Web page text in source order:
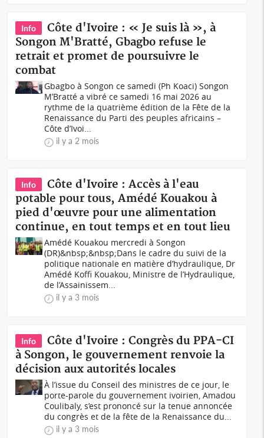
Info
Côte d'Ivoire : « Je suis là », à
Songon M'Bratté, Gbagbo refuse le
retrait et promet de poursuivre le
combat
Gbagbo à Songon ce samedi (Ph Koaci) Songon
M’Bratté a vibré ce samedi 16 mai 2026 au
rythme de la quatrième édition de la Fête de la
Renaissance du Parti des peuples africains –
Côte d’Ivoi...
il y a 2 mois
Info
Côte d'Ivoire : Accès à l'eau
potable pour tous, Amédé Kouakou à
pied d'œuvre pour une alimentation
continue, en tout temps et en tout lieu
Amédé Kouakou mercredi à Songon
(DR)&nbsp;&nbsp;Dans le cadre du suivi de la
politique nationale en matière d’hydraulique, Dr
Amédé Koffi Kouakou, Ministre de l’Hydraulique,
de l’Assainissem...
il y a 3 mois
Info
Côte d'Ivoire : Congrès du PPA-CI
à Songon, le gouvernement renvoie la
décision aux autorités locales
À l’issue du Conseil des ministres de ce jour, le
porte-parole du gouvernement ivoirien, Amadou
Coulibaly, s’est prononcé sur la tenue annoncée
du congrès et de la fête de la Renaissance du...
il y a 3 mois